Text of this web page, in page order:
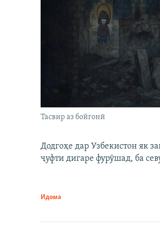
Тасвир аз бойгонӣ
Додгоҳе дар Узбекистон як
ҷуфти дигаре фурӯшад, ба
Идома